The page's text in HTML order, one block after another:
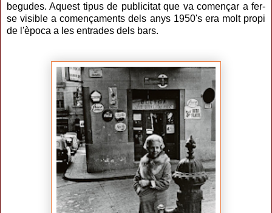
begudes. Aquest tipus de publicitat que va començar a fer-
se visible a començaments dels anys 1950's era molt propi
de l'època a les entrades dels bars.